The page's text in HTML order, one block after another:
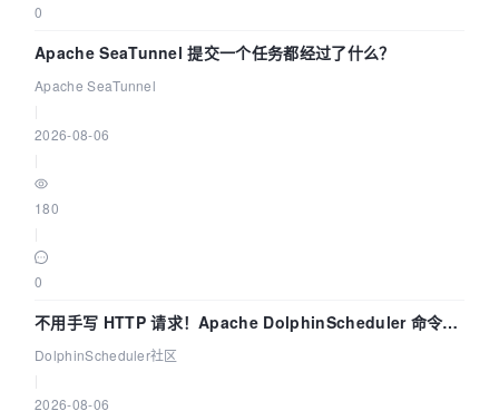
0
Apache SeaTunnel 提交一个任务都经过了什么？
Apache SeaTunnel
2026-08-06
180
0
不用手写 HTTP 请求！Apache DolphinScheduler 命令行
dsctl 两分钟上手
DolphinScheduler社区
2026-08-06